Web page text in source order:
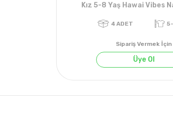
Kız 5-8 Yaş Hawai Vibes
Sipariş Vermek İçin
Üye Ol